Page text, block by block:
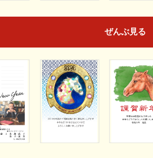
ぜんぶ見る